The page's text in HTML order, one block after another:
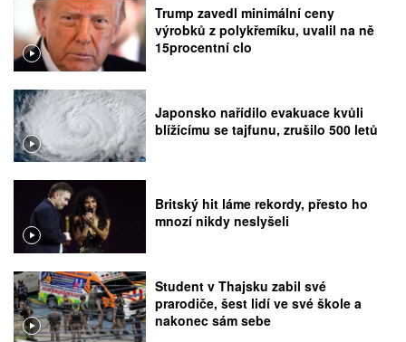
Trump zavedl minimální ceny
výrobků z polykřemíku, uvalil na ně
15procentní clo
Japonsko nařídilo evakuace kvůli
blížícímu se tajfunu, zrušilo 500 letů
Britský hit láme rekordy, přesto ho
mnozí nikdy neslyšeli
Student v Thajsku zabil své
prarodiče, šest lidí ve své škole a
nakonec sám sebe